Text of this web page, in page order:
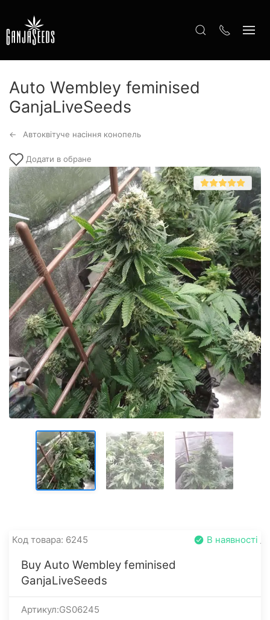
Auto Wembley feminised
GanjaLiveSeeds
Автоквітуче насіння конопель
Додати в обране
Код товара: 6245 В наявності
Buy Auto Wembley feminised
GanjaLiveSeeds
Артикул:GS06245